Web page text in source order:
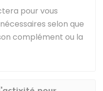
pour vous
selon que
complément ou la